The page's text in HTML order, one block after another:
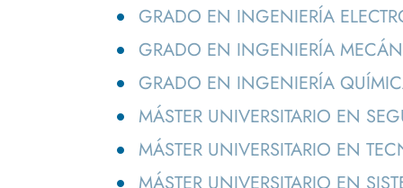
GRADO EN INGENIERÍA
GRADO EN INGENIERÍA
GRADO EN INGENIERÍA
MÁSTER UNIVERSITARIO EN
MÁSTER UNIVERSITARIO EN